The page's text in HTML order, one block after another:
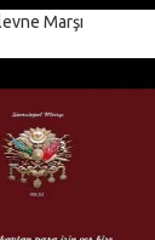
Marşı